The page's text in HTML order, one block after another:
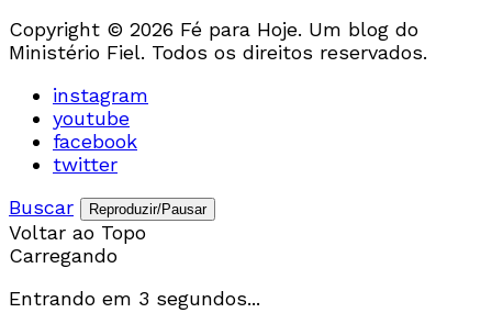
Copyright © 2026 Fé para Hoje. Um blog do
Ministério Fiel. Todos os direitos reservados.
instagram
youtube
facebook
twitter
Buscar
Reproduzir/Pausar
Voltar ao Topo
Carregando
Entrando em 3 segundos...